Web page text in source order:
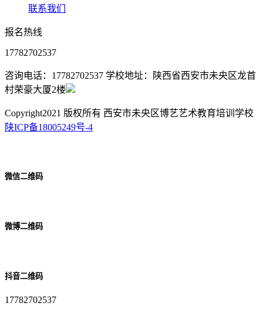
联系我们
报名热线
17782702537
咨询电话：17782702537 学校地址：陕西省西安市未央区龙首
村荣豪大厦2楼
Copyright2021 版权所有 西安市未央区博艺艺术教育培训学校
陕ICP备18005249号-4
微信二维码
微博二维码
抖音二维码
17782702537